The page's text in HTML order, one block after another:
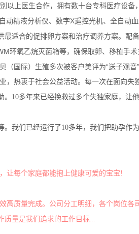
上医生合作，拥有数十台专科医疗设备
动精液分析仪、数字X遥控光机、全自动
适合的促排卵方案和治疗调养方案。配
环氧乙烷灭菌箱等，确保取卵、移植手
国际）生殖多次被客户美评为“送子观音”
，热衷于社会公益活动。每一次在面向失
10多年来已经挽救过多个失独家庭，让
我们已经运行了10多年，我们把助孕作
让每个家庭都能抱上健康可爱的宝宝!
高质量完成。公司分工明细，各个岗位各
质量是我们追求的工作目标...